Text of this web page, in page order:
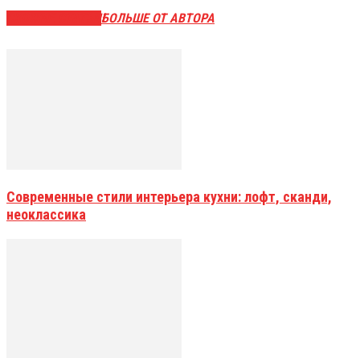
БОЛЬШЕ ОТ АВТОРА
Современные стили интерьера кухни: лофт, сканди,
неоклассика